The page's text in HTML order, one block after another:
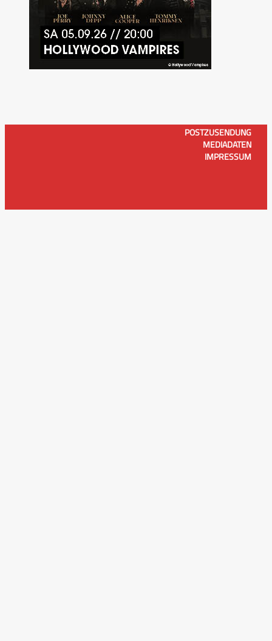
POSTZUSENDUNG
MEDIADATEN
IMPRESSUM